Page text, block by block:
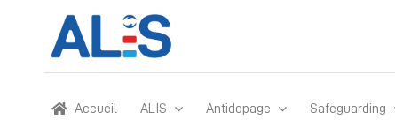
Accueil ALIS Antidopage Safeguarding